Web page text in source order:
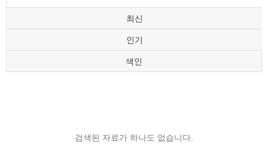
최신
인기
색인
검색된 자료가 하나도 없습니다.